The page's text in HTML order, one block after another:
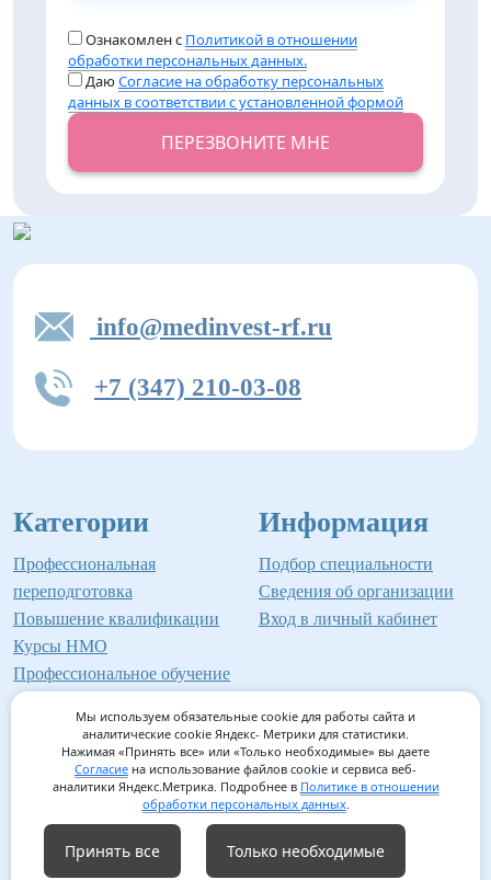
Ознакомлен с Политикой в отношении
обработки персональных данных.
ДаюСогласие на обработку персональных
данных в соответствии с установленной формой
ПЕРЕЗВОНИТЕ МНЕ
info@medinvest-rf.ru
+7 (347) 210-03-08
Категории
Профессиональная
переподготовка
Повышение квалификации
Курсы НМО
Профессиональное обучение
Информация
Подбор специальности
Сведения об организации
Вход в личный кабинет
©2026 Институт профессионального образования
Мед-Инвест
Согласие на обработку персональных данных/Согласие на
использование файлов cookie/Политика обработки
Мы используем обязательные cookie для работы сайта и
аналитические cookie Яндекс- Метрики для статистики.
Нажимая «Принять все» или «Только необходимые» вы даете
Согласие на использование файлов cookie и сервиса веб-
аналитики Яндекс.Метрика. Подробнее в Политике в отношении
обработки персональных данных.
Принять все Только необходимые